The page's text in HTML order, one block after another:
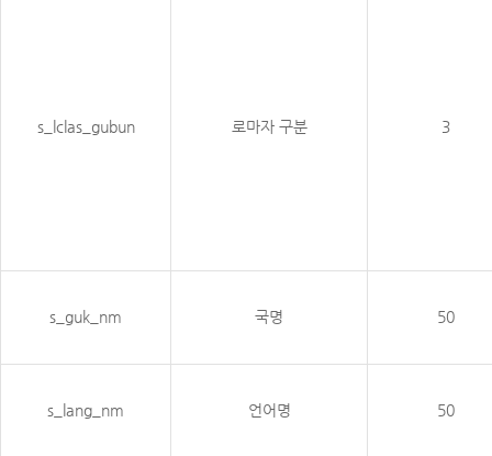
s_lclas_gubun 로마자 구분 3
s_guk_nm 국명 50
s_lang_nm 언어명 50